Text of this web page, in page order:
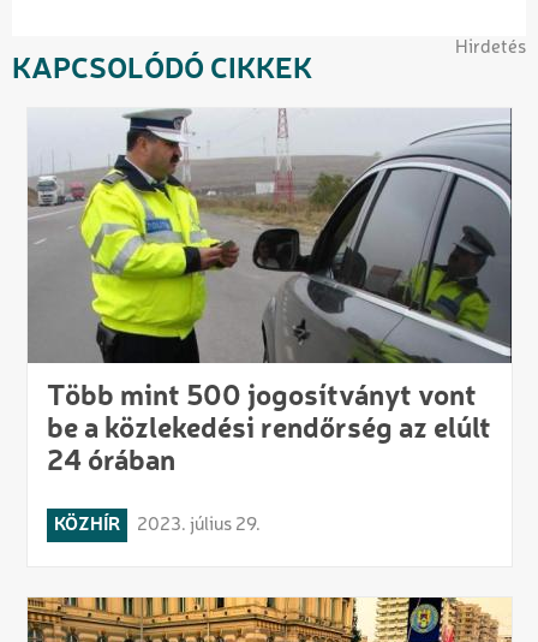
Hirdetés
KAPCSOLÓDÓ CIKKEK
Több mint 500 jogosítványt vont
be a közlekedési rendőrség az elúlt
24 órában
KÖZHÍR 2023. július 29.